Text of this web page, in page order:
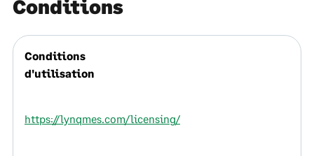
Conditions
Conditions
d'utilisation
https://lynqmes.com/licensing/